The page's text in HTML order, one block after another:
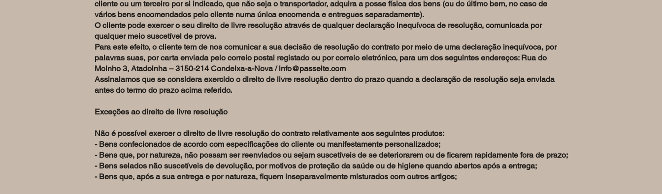
cliente ou um terceiro por si indicado, que não seja o transportador, adquira a posse física dos bens (ou do último bem, no caso de
vários bens encomendados pelo cliente numa única encomenda e entregues separadamente).
O cliente pode exercer o seu direito de livre resolução através de qualquer declaração inequívoca de resolução, comunicada por
qualquer meio suscetível de prova.
Para este efeito, o cliente tem de nos comunicar a sua decisão de resolução do contrato por meio de uma declaração inequívoca, por
palavras suas, por carta enviada pelo correio postal registado ou por correio eletrónico, para um dos seguintes endereços: Rua do
Moinho 3, Atadoinha – 3150-214 Condeixa-a-Nova /info@passeite.com
Assinalamos que se considera exercido o direito de livre resolução dentro do prazo quando a declaração de resolução seja enviada
antes do termo do prazo acima referido.
Exceções ao direito de livre resolução
Não é possível exercer o direito de livre resolução do contrato relativamente aos seguintes produtos:
- Bens confecionados de acordo com especificações do cliente ou manifestamente personalizados;
- Bens que, por natureza, não possam ser reenviados ou sejam suscetíveis de se deteriorarem ou de ficarem rapidamente fora de prazo;
- Bens selados não suscetíveis de devolução, por motivos de proteção da saúde ou de higiene quando abertos após a entrega;
- Bens que, após a sua entrega e por natureza, fiquem inseparavelmente misturados com outros artigos;